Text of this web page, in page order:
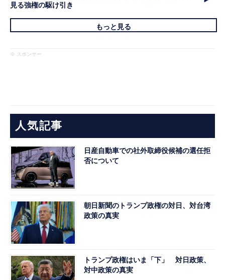
見る強権の駆け引き
もっと見る
※ スポンサー
人気記事
日産自動車での社外取締役候補の選任拒
否について
朝日新聞のトランプ政権の対日、対台湾
政策の真実
トランプ政権はいま「下」 対日政策、
対中政策の真実